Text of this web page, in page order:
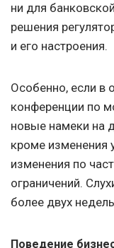
ни для
решения
и его настроения.
Особенно, если в
конференции по
новые намеки на
кроме изменения
изменения по
ограничений.
более двух
Поведение